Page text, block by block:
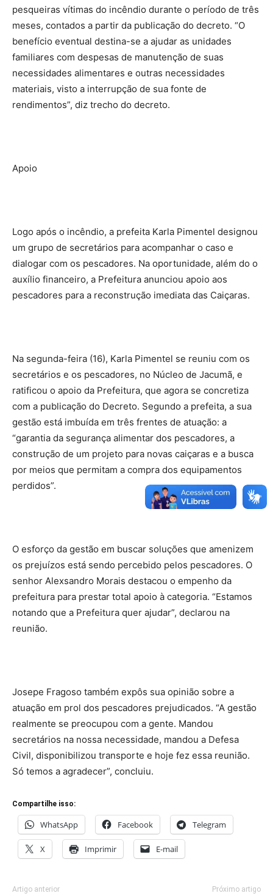
pesqueiras vítimas do incêndio durante o período de três
meses, contados a partir da publicação do decreto. “O
benefício eventual destina-se a ajudar as unidades
familiares com despesas de manutenção de suas
necessidades alimentares e outras necessidades
materiais, visto a interrupção de sua fonte de
rendimentos”, diz trecho do decreto.
Apoio
Logo após o incêndio, a prefeita Karla Pimentel designou
um grupo de secretários para acompanhar o caso e
dialogar com os pescadores. Na oportunidade, além do o
auxílio financeiro, a Prefeitura anunciou apoio aos
pescadores para a reconstrução imediata das Caiçaras.
Na segunda-feira (16), Karla Pimentel se reuniu com os
secretários e os pescadores, no Núcleo de Jacumã, e
ratificou o apoio da Prefeitura, que agora se concretiza
com a publicação do Decreto. Segundo a prefeita, a sua
gestão está imbuída em três frentes de atuação: a
“garantia da segurança alimentar dos pescadores, a
construção de um projeto para novas caiçaras e a busca
por meios que permitam a compra dos equipamentos
perdidos”.
O esforço da gestão em buscar soluções que amenizem
os prejuízos está sendo percebido pelos pescadores. O
senhor Alexsandro Morais destacou o empenho da
prefeitura para prestar total apoio à categoria. “Estamos
notando que a Prefeitura quer ajudar”, declarou na
reunião.
Josepe Fragoso também expôs sua opinião sobre a
atuação em prol dos pescadores prejudicados. “A gestão
realmente se preocupou com a gente. Mandou
secretários na nossa necessidade, mandou a Defesa
Civil, disponibilizou transporte e hoje fez essa reunião.
Só temos a agradecer”, concluiu.
Compartilhe isso:
WhatsApp Facebook Telegram
X Imprimir E-mail
Artigo anterior Próximo artigo